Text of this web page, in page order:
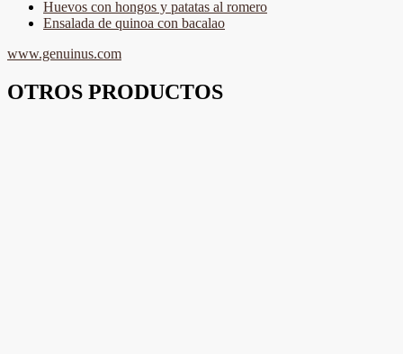
Huevos con hongos y patatas al romero
Ensalada de quinoa con bacalao
www.genuinus.com
OTROS PRODUCTOS